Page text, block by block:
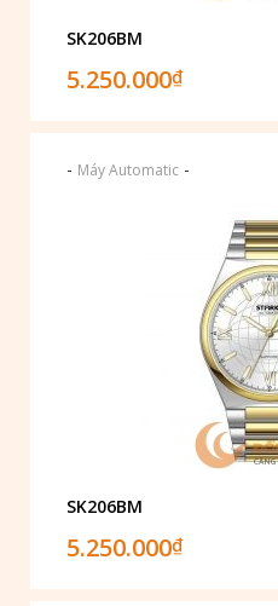
SK206BM
5.250.000₫
- Máy Automatic -
SK206BM
5.250.000₫